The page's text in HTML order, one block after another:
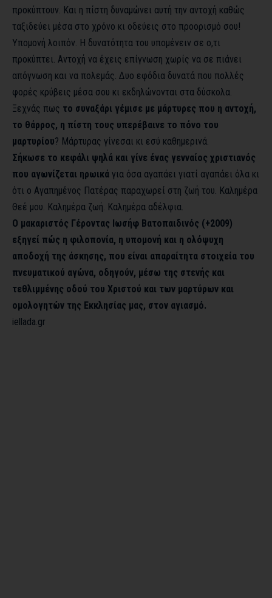
προκύπτουν. Και η πίστη δυναμώνει αυτή την αντοχή καθώς
ταξιδεύει μέσα στο χρόνο κι οδεύεις στο προορισμό σου!
Υπομονή λοιπόν. Η δυνατότητα του υπομένειν σε ο,τι
προκύπτει. Αντοχή να έχεις επίγνωση χωρίς να σε πιάνει
απόγνωση και να πολεμάς. Δυο εφόδια δυνατά που πολλές
φορές κρύβεις μέσα σου κι εκδηλώνονται στα δύσκολα.
Ξεχνάς πως το συναξάρι γέμισε με μάρτυρες που η αντοχή,
το θάρρος, η πίστη τους υπερέβαινε το πόνο του
μαρτυρίου? Μάρτυρας γίνεσαι κι εσύ καθημερινά.
Σήκωσε το κεφάλι ψηλά και γίνε ένας γενναίος χριστιανός
που αγωνίζεται ηρωικά για όσα αγαπάει γιατί αγαπάει όλα κι
ότι ο Αγαπημένος Πατέρας παραχωρεί στη ζωή του. Καλημέρα
Θεέ μου. Καλημέρα ζωή. Καλημέρα αδέλφια.
Ο μακαριστός Γέροντας Ιωσήφ Βατοπαιδινός (+2009)
εξηγεί πώς η φιλοπονία, η υπομονή και η ολόψυχη
αποδοχή της άσκησης, που είναι απαραίτητα στοιχεία του
πνευματικού αγώνα, οδηγούν, μέσω της στενής και
τεθλιμμένης οδού του Χριστού και των μαρτύρων και
ομολογητών της Εκκλησίας μας, στον αγιασμό.
iellada.gr